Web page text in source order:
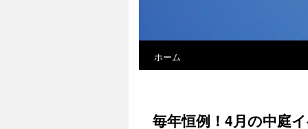
ホーム
毎年恒例！4月の中庭